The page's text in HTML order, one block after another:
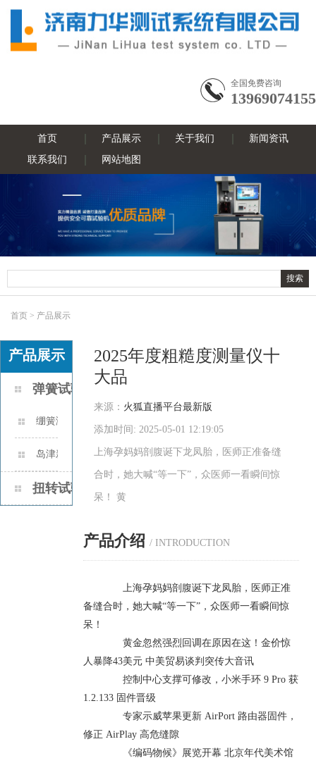
全国免费咨询
13969074155
首页 产品展示 关于我们
新闻资讯
联系我们
网站地图
首页 > 产品展示
产品展示
弹簧试验机
绷簧测力计的作业原理是什
么？岛津新款电子式全能资料实
验机AUTOGRAPH AGS-X2 系列
扭转试验机
2025年度粗糙度测量仪十
大品
来源： 火狐直播平台最新版
添加时间: 2025-05-01 12:19:05
上海孕妈妈剖腹诞下龙凤胎，医师正准备缝
合时，她大喊“等一下”，众医师一看瞬间惊
呆！ 黄
产品介绍/ INTRODUCTION
上海孕妈妈剖腹诞下龙凤胎，医师正准
备缝合时，她大喊“等一下”，众医师一看瞬间惊
呆！
黄金忽然强烈回调在原因在这！金价惊
人暴降43美元 中美贸易谈判突传大音讯
控制中心支撑可修改，小米手环 9 Pro 获
1.2.133 固件晋级
专家示威苹果更新 AirPort 路由器固件，
修正 AirPlay 高危缝隙
《编码物候》展览开幕 北京年代美术馆